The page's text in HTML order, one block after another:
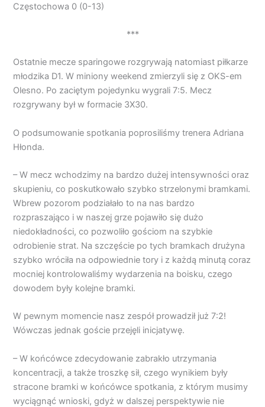
Częstochowa 0 (0-13)
***
Ostatnie mecze sparingowe rozgrywają natomiast piłkarze
młodzika D1. W miniony weekend zmierzyli się z OKS-em
Olesno. Po zaciętym pojedynku wygrali 7:5. Mecz
rozgrywany był w formacie 3X30.
O podsumowanie spotkania poprosiliśmy trenera Adriana
Hłonda.
– W mecz wchodzimy na bardzo dużej intensywności oraz
skupieniu, co poskutkowało szybko strzelonymi bramkami.
Wbrew pozorom podziałało to na nas bardzo
rozpraszająco i w naszej grze pojawiło się dużo
niedokładności, co pozwoliło gościom na szybkie
odrobienie strat. Na szczęście po tych bramkach drużyna
szybko wróciła na odpowiednie tory i z każdą minutą coraz
mocniej kontrolowaliśmy wydarzenia na boisku, czego
dowodem były kolejne bramki.
W pewnym momencie nasz zespół prowadził już 7:2!
Wówczas jednak goście przejęli inicjatywę.
– W końcówce zdecydowanie zabrakło utrzymania
koncentracji, a także troszkę sił, czego wynikiem były
stracone bramki w końcówce spotkania, z którym musimy
wyciągnąć wnioski, gdyż w dalszej perspektywie nie